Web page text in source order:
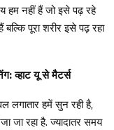
हम नहीं हैं जो इसे पढ़ रहे
पूरा शरीर इसे पढ़ रहा
व्हाट यू से मैटर्स
लगातार हमें सुन रही है,
जा रहा है. ज्यादातर समय